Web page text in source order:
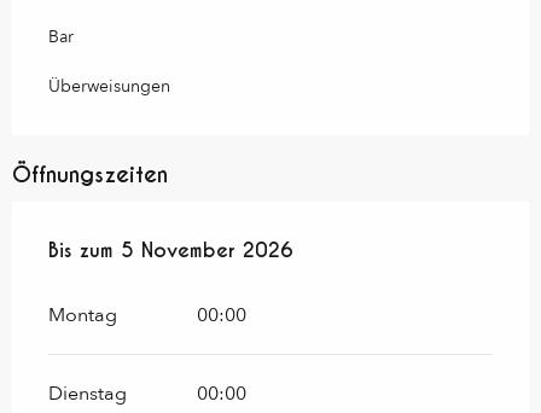
Bar
Überweisungen
Öffnungszeiten
vom15 April 2026 bis zum
Bis zum 5 November 2026
Montag 00:00
Dienstag 00:00